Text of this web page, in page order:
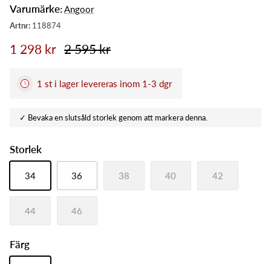
Varumärke:Angoor
1 298 kr 2 595 kr
1 st i lager levereras inom 1-3 dgr
Storlek
34 36 38 40 42
44 46
Färg